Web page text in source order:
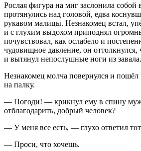
Рослая фигура на миг заслонила собой
протянулись над головой, едва
рукавом малицы. Незнакомец встал,
и с глухим выдохом приподнял
почувствовал, как ослабело и
чудовищное давление, он
и вытянул непослушные ноги из завала.
Незнакомец молча повернулся и пошёл
на палку.
— Погоди! — крикнул ему в спину
отблагодарить, добрый человек?
— У меня все есть, — глухо ответил
— Проси, что хочешь.